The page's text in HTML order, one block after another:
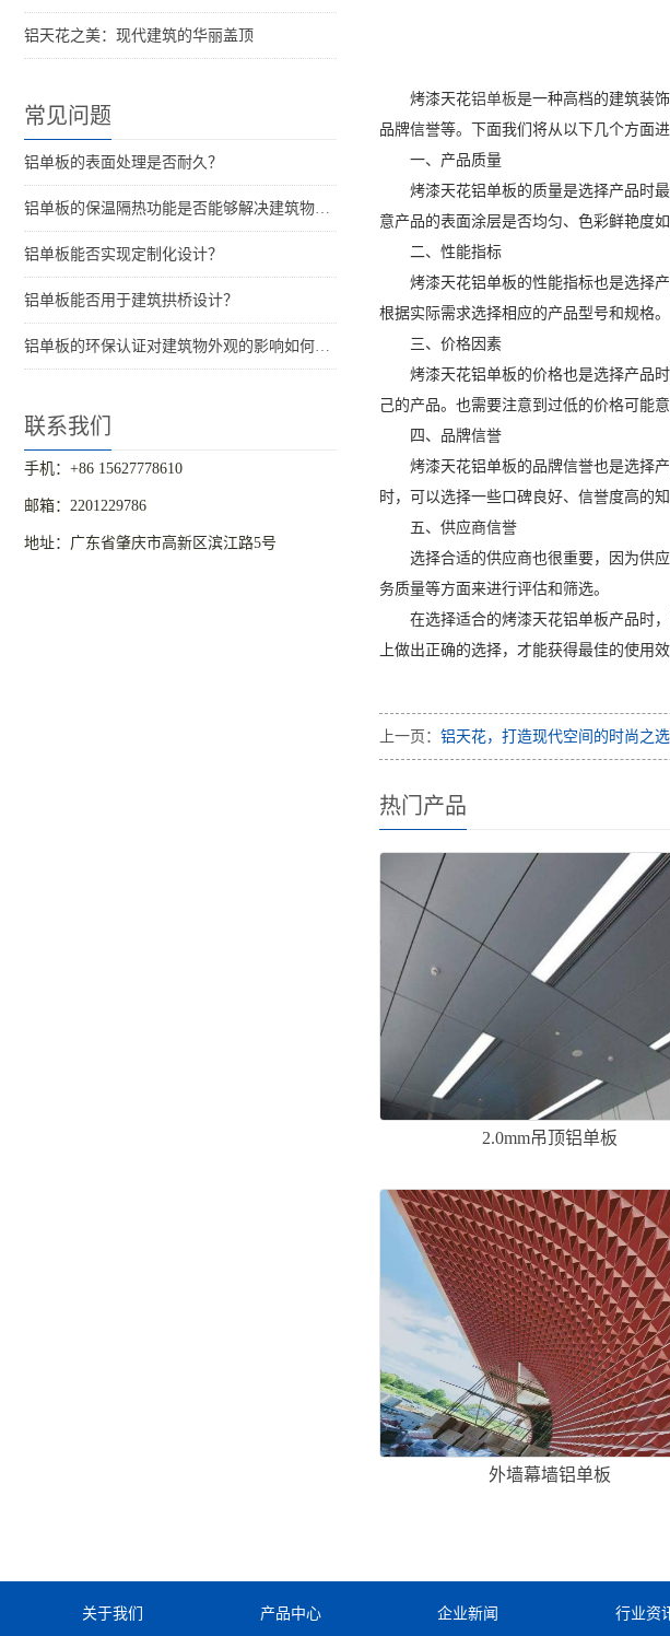
铝天花之美：现代建筑的华丽盖顶
常见问题
铝单板的表面处理是否耐久？
铝单板的保温隔热功能是否能够解决建筑物的结构问题？
铝单板能否实现定制化设计？
铝单板能否用于建筑拱桥设计？
铝单板的环保认证对建筑物外观的影响如何评估？
联系我们
手机：+86 15627778610
邮箱：2201229786
地址：广东省肇庆市高新区滨江路5号
烤漆天花铝单板是一种高档的建筑装
品牌信誉等。下面我们将从以下几个方面进
一、产品质量
烤漆天花铝单板的质量是选择产品时
意产品的表面涂层是否均匀、色彩鲜艳度
二、性能指标
烤漆天花铝单板的性能指标也是选择
根据实际需求选择相应的产品型号和规格。
三、价格因素
烤漆天花铝单板的价格也是选择产品
己的产品。也需要注意到过低的价格可能
四、品牌信誉
烤漆天花铝单板的品牌信誉也是选择
时，可以选择一些口碑良好、信誉度高的
五、供应商信誉
选择合适的供应商也很重要，因为供
务质量等方面来进行评估和筛选。
在选择适合的烤漆天花铝单板产品时
上做出正确的选择，才能获得最佳的使用效
上一页： 铝天花，打造现代空间的时尚之选
热门产品
2.0mm吊顶铝单板
外墙幕墙铝单板
关于我们 产品中心 企业新闻 行业资